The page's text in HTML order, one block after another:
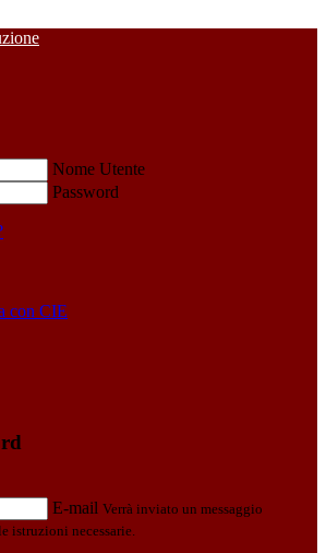
Nome Utente
Password
con CIE
E-mail Verrà inviato un messaggio
istruzioni necessarie.